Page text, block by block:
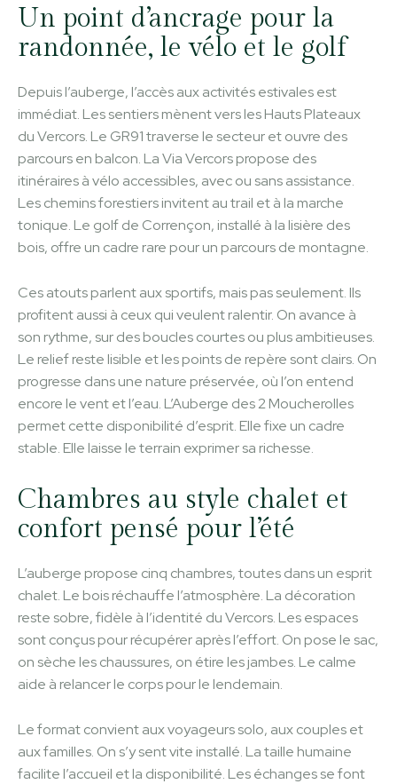
Un point d’ancrage pour la
randonnée, le vélo et le golf
Depuis l’auberge, l’accès aux activités estivales est
immédiat. Les sentiers mènent vers les Hauts Plateaux
du Vercors. Le GR91 traverse le secteur et ouvre des
parcours en balcon. La Via Vercors propose des
itinéraires à vélo accessibles, avec ou sans assistance.
Les chemins forestiers invitent au trail et à la marche
tonique. Le golf de Corrençon, installé à la lisière des
bois, offre un cadre rare pour un parcours de montagne.
Ces atouts parlent aux sportifs, mais pas seulement. Ils
profitent aussi à ceux qui veulent ralentir. On avance à
son rythme, sur des boucles courtes ou plus ambitieuses.
Le relief reste lisible et les points de repère sont clairs. On
progresse dans une nature préservée, où l’on entend
encore le vent et l’eau. L’Auberge des 2 Moucherolles
permet cette disponibilité d’esprit. Elle fixe un cadre
stable. Elle laisse le terrain exprimer sa richesse.
Chambres au style chalet et
confort pensé pour l’été
L’auberge propose cinq chambres, toutes dans un esprit
chalet. Le bois réchauffe l’atmosphère. La décoration
reste sobre, fidèle à l’identité du Vercors. Les espaces
sont conçus pour récupérer après l’effort. On pose le sac,
on sèche les chaussures, on étire les jambes. Le calme
aide à relancer le corps pour le lendemain.
Le format convient aux voyageurs solo, aux couples et
aux familles. On s’y sent vite installé. La taille humaine
facilite l’accueil et la disponibilité. Les échanges se font